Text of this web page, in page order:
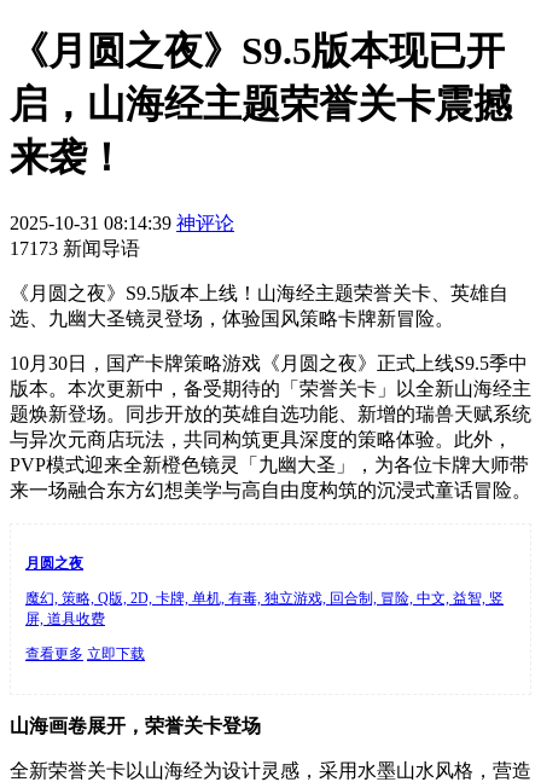
《月圆之夜》S9.5版本现已开
启，山海经主题荣誉关卡震撼
来袭！
2025-10-31 08:14:39 神评论
17173 新闻导语
《月圆之夜》S9.5版本上线！山海经主题荣誉关卡、英雄自
选、九幽大圣镜灵登场，体验国风策略卡牌新冒险。
10月30日，国产卡牌策略游戏《月圆之夜》正式上线S9.5季中
版本。本次更新中，备受期待的「荣誉关卡」以全新山海经主
题焕新登场。同步开放的英雄自选功能、新增的瑞兽天赋系统
与异次元商店玩法，共同构筑更具深度的策略体验。此外，
PVP模式迎来全新橙色镜灵「九幽大圣」，为各位卡牌大师带
来一场融合东方幻想美学与高自由度构筑的沉浸式童话冒险。
月圆之夜
魔幻, 策略, Q版, 2D, 卡牌, 单机, 有毒, 独立游戏, 回合制, 冒险, 中文, 益智, 竖
屏, 道具收费
查看更多 立即下载
山海画卷展开，荣誉关卡登场
全新荣誉关卡以山海经为设计灵感，采用水墨山水风格，营造